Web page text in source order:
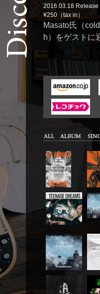
2016.03.18 Release
¥250（tax in）
Masato氏（
h）をゲストに